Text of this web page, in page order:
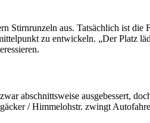
Stirnrunzeln aus. Tatsächlich ist die
zu entwickeln. „Der Platz
abschnittsweise ausgebessert,
/ Himmelohstr. zwingt